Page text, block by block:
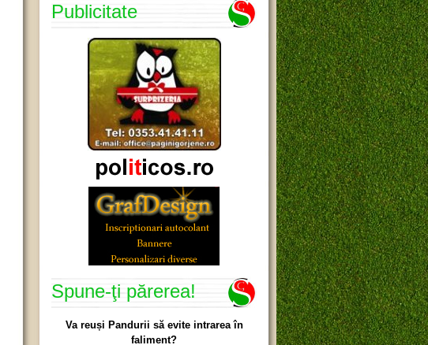
Publicitate
Spune-ţi părerea!
Va reuși Pandurii să evite intrarea în
faliment?